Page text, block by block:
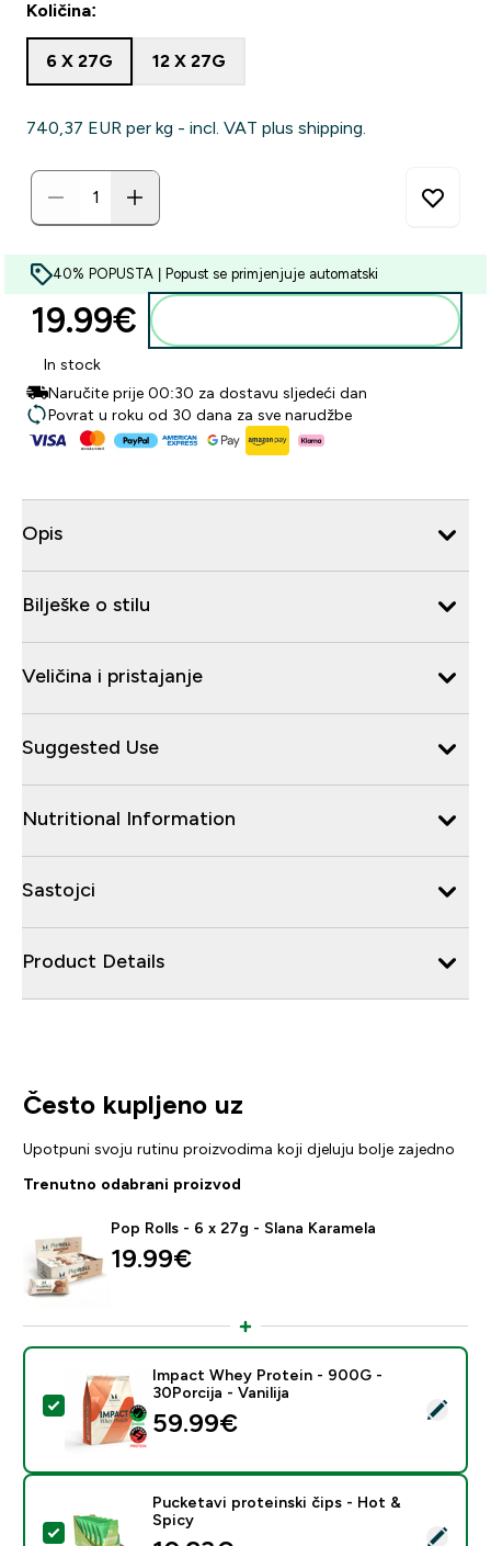
Količina:
6 X 27G 12 X 27G
740,37 EUR‎ per kg - incl. VAT plus shipping.
40% POPUSTA | Popust se primjenjuje automatski
19.99€‎
In stock
Naručite prije 00:30 za dostavu sljedeći dan
Povrat u roku od 30 dana za sve narudžbe
Opis
Bilješke o stilu
Veličina i pristajanje
Suggested Use
Nutritional Information
Sastojci
Product Details
Često kupljeno uz
Upotpuni svoju rutinu proizvodima koji djeluju bolje zajedno
Trenutno odabrani proizvod
Pop Rolls - 6 x 27g - Slana Karamela
19.99€‎
Odaberi ovaj proizvod - Impact Whey Protein - 900G
Impact Whey Protein - 900G -
30Porcija - Vanilija
59.99€‎
Odaberi ovaj proizvod - Pucketavi proteinski čips -
Pucketavi proteinski čips - Hot &
Spicy